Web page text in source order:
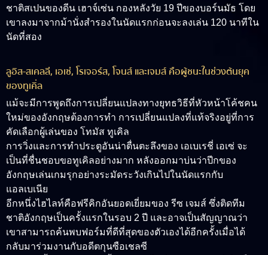
ชาติสเปนของดีน เฮาจ์เซ่น กองหลังวัย 19 ปีของบอร์นมัธ โดย
เขาลงมาจากม้านั่งสำรองในนัดแรกก่อนจะลงเล่น 120 นาทีใน
นัดที่สอง
ลูอิส-สเคลลี, เอเซ่, โรเจอร์ส, โจนส์ และเจมส์ คือผู้ชนะในช่วงต้นยุค
ของทูเคิ่ล
แม้จะมีการพูดถึงการเปลี่ยนแปลงทางยุทธวิธีที่หัวหน้าโค้ชคน
ใหม่ของอังกฤษต้องการทำ การเปลี่ยนแปลงที่แท้จริงอยู่ที่การ
คัดเลือกผู้เล่นของ โทมัส ทูเคิล
การวิ่งและการทำประตูอันน่าตื่นตะลึงของ เอเบเรชี่ เอเซ่ จะ
เป็นที่ชื่นชอบขอทูเคิลอย่างมาก หลังออกมาบ่นว่าปีกของ
อังกฤษเล่นเกมรุกอย่างระมัดระวังเกินไปในนัดแรกกับ
แอลเบเนีย
อีกหนึ่งไฮไลท์คือฟรีคิกอันยอดเยี่ยมของ รีซ เจมส์ ซึ่งติดทีม
ชาติอังกฤษเป็นครั้งแรกในรอบ 2 ปี และอาจเป็นสัญญาณว่า
เขาสามารถค้นพบฟอร์มที่ดีที่สุดของตัวเองได้อีกครั้งเมื่อได้
กลับมาร่วมงานกับอดีตกุนซือเชลซี